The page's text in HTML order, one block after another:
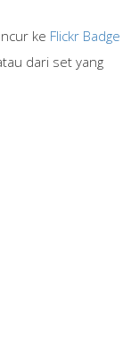
ke Flickr Badge
dari set yang